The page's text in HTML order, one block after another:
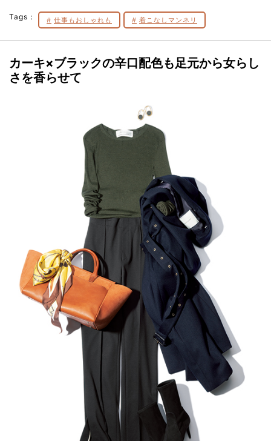
Tags： 仕事もおしゃれも 着こなしマンネリ
カーキ×ブラックの辛口配色も足元から女らし
さを香らせて